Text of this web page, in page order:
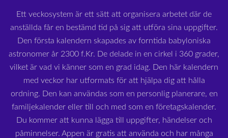
Ett veckosystem är ett sätt att organisera arbetet där de
anställda får en bestämd tid på sig att utföra sina uppgifter.
Den första kalendern skapades av forntida babyloniska
astronomer år 2300 f.Kr. De delade in en cirkel i 360 grader,
vilket är vad vi känner som en grad idag. Den här kalendern
med veckor har utformats för att hjälpa dig att hålla
ordning. Den kan användas som en personlig planerare, en
familjekalender eller till och med som en företagskalender.
Du kommer att kunna lägga till uppgifter, händelser och
påminnelser. Appen är gratis att använda och har många